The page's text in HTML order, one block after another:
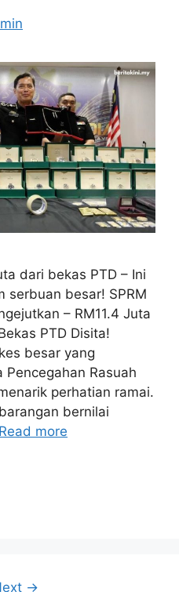
dari bekas PTD – Ini
serbuan besar! SPRM
– RM11.4 Juta
PTD Disita!
besar yang
Rasuah
perhatian ramai.
bernilai
Read more
→